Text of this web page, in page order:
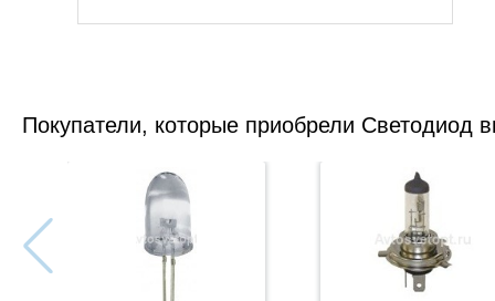
Покупатели, которые приобрели Светодиод